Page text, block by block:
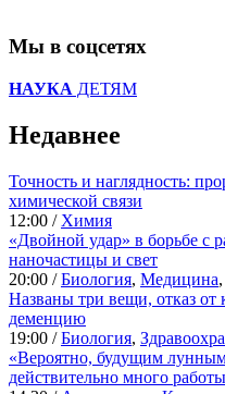
Мы в соцсетях
НАУКА ДЕТЯМ
Недавнее
Точность и наглядность:
химической связи
12:00 / Химия
«Двойной удар» в борьбе с
наночастицы и свет
20:00 /Биология, Медицина,
Названы три вещи, отказ от
деменцию
19:00 /Биология,
«Вероятно, будущим
действительно много